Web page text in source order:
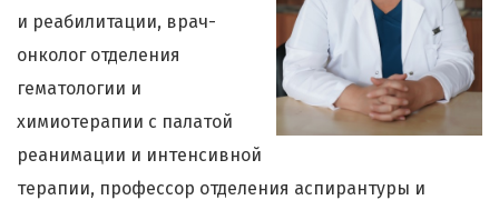
и реабилитации, врач-
онколог отделения
гематологии и
химиотерапии с палатой
реанимации и интенсивной
терапии, профессор отделения аспирантуры и